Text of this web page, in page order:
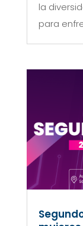
la
para